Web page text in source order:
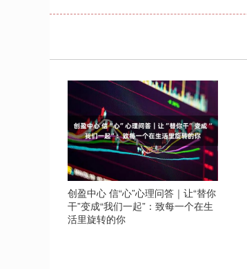
创盈中心 信“心”心理问答｜让“替你
干”变成“我们一起”：致每一个在生
活里旋转的你